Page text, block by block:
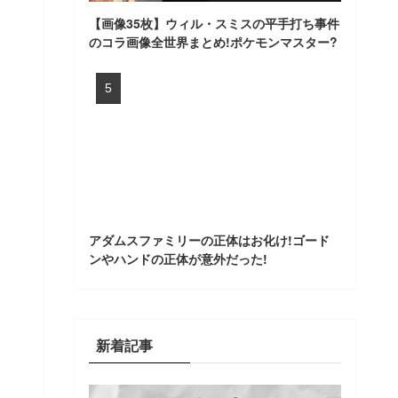
【画像35枚】ウィル・スミスの平手打ち事件
のコラ画像全世界まとめ!ポケモンマスター?
アダムスファミリーの正体はお化け!ゴード
ンやハンドの正体が意外だった!
新着記事